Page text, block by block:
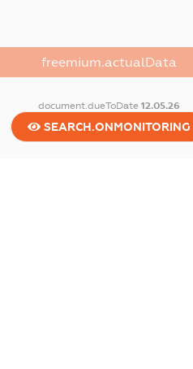
freemium.actualData
document.dueToDate 12.05.26
SEARCH.ONMONITORING